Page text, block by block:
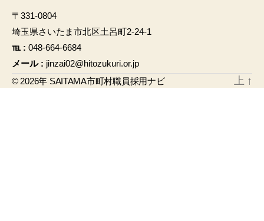
o
o
k
〒331-0804
埼玉県さいたま市北区土呂町2-24-1
℡ : 048-664-6684
メール : jinzai02@hitozukuri.or.jp
© 2026年 SAITAMA市町村職員採用ナビ 上 ↑